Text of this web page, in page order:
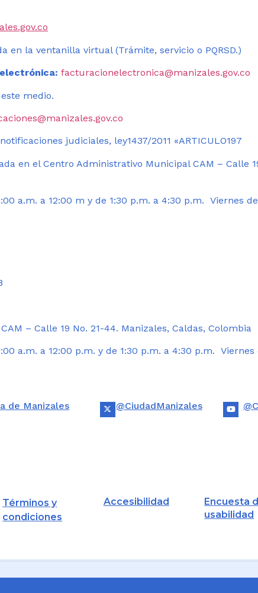
la ventanilla virtual (Trámite, servicio o PQRSD.)
facturacionelectronica@manizales.gov.co
medio.
judiciales, ley1437/2011 «ARTICULO197
en el Centro Administrativo Municipal CAM – Calle
a.m. a 12:00 m y de 1:30 p.m. a 4:30 p.m. Viernes
– Calle 19 No. 21-44. Manizales, Caldas, Colombia
a.m. a 12:00 p.m. y de 1:30 p.m. a 4:30 p.m. Viernes
de Manizales @CiudadManizales
Términos y
condiciones
Accesibilidad
Encuesta
usabilidad